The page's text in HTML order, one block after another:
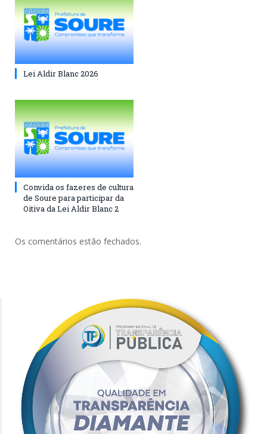
Lei Aldir Blanc 2026
Convida os fazeres de cultura
de Soure para participar da
Oitiva da Lei Aldir Blanc 2
Os comentários estão fechados.